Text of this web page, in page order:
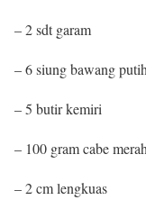
– 2 sdt garam
– 6 siung bawang putih
– 5 butir kemiri
– 100 gram cabe
– 2 cm lengkuas